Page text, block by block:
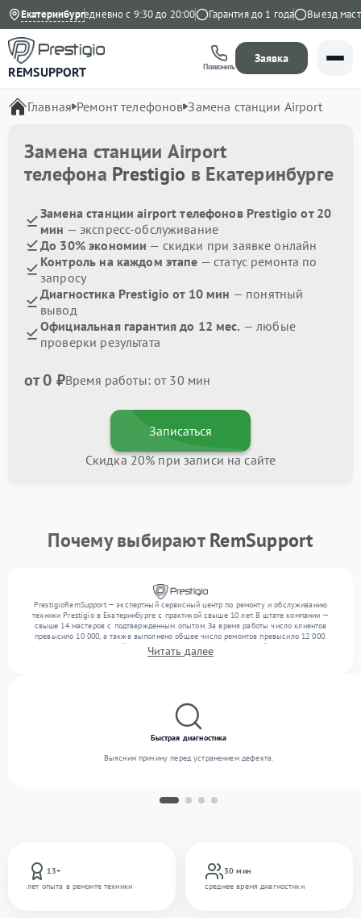
Екатеринбург
Яндекс Ежедневно с 9:30 до 20:00 Гарантия до 1 года Выезд
REMSUPPORT Позвонить
Заявка
Главная Ремонт телефонов Замена станции Airport
Замена станции Airport
телефона Prestigio в Екатеринбурге
Замена станции airport телефонов Prestigio от 20
мин — экспресс-обслуживание
До 30% экономии — скидки при заявке онлайн
Контроль на каждом этапе — статус ремонта по
запросу
Диагностика Prestigio от 10 мин — понятный
вывод
Официальная гарантия до 12 мес. — любые
проверки результата
от 0 ₽Время работы: от 30 мин
Записаться
Скидка 20% при записи на сайте
Почему выбираютRemSupport
PrestigioRemSupport — экспертный сервисный центр по ремонту и обслуживанию
техники Prestigio в Екатеринбурге с практикой свыше 10 лет. В штате компании —
свыше 14 мастеров с подтвержденным опытом. За время работы число клиентов
превысило 10 000, а также выполнено общее число ремонтов превысило 12 000.
Ежемесячно в сервисный центр поступает более 300 обращений, включая , , . Мы
устраняем поломки любой сложности и обеспечиваем надежный результат благодаря
Читать далее
13+
лет опыта в ремонте техники
30 мин
среднее время диагностики
Быстрая диагностика
Выясним причину перед устранением дефекта.